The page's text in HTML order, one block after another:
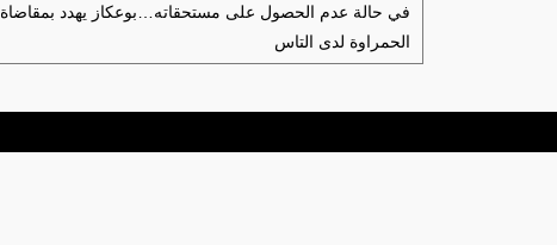
في حالة عدم الحصول على مستحقاته…بوعكاز يهدد بمقاضاة
الحمراوة لدى التاس